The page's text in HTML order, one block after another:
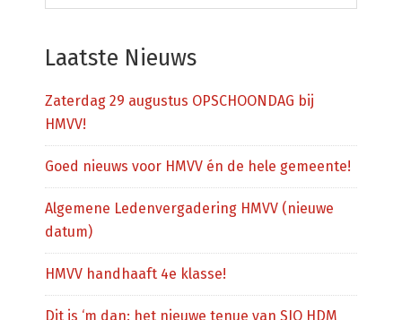
deze
Laatste Nieuws
Zaterdag 29 augustus OPSCHOONDAG bij
HMVV!
Goed nieuws voor HMVV én de hele gemeente!
Algemene Ledenvergadering HMVV (nieuwe
datum)
HMVV handhaaft 4e klasse!
Dit is ‘m dan: het nieuwe tenue van SJO HDM